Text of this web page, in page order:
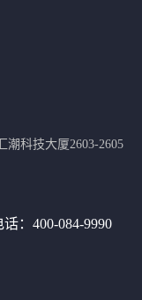
潮科技大厦2603-2605
：400-084-9990